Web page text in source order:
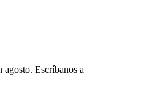
Escríbanos a